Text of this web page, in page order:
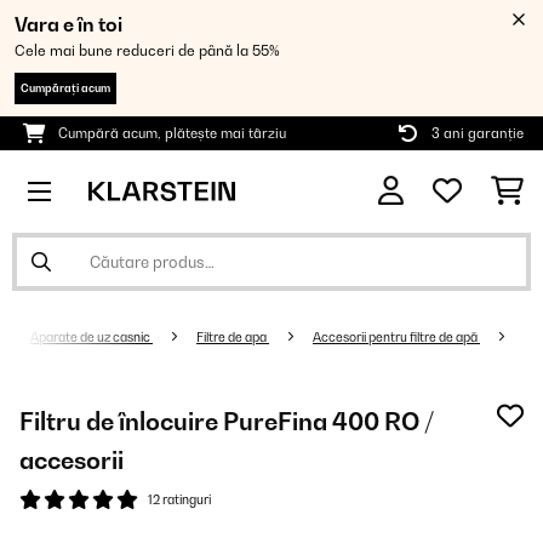
Vara e în toi
Cele mai bune reduceri de până la 55%
Cumpărați acum
Cumpără acum, plătește mai târziu 3 ani garanție
Aparate de uz casnic Filtre de apa Accesorii pentru filtre de apă
Filtru de înlocuire PureFina 400 RO /
accesorii
12 ratinguri